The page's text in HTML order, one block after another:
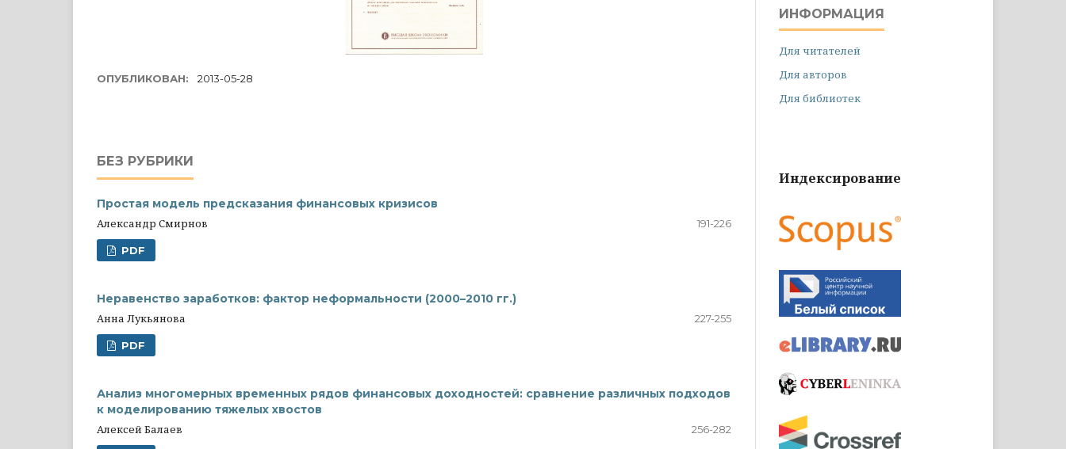
ОПУБЛИКОВАН: 2013-05-28
БЕЗ РУБРИКИ
Простая модель предсказания финансовых кризисов
Александр Смирнов
191-226
PDF
Неравенство заработков: фактор неформальности (2000–2010 гг.)
Анна Лукьянова
227-255
PDF
Анализ многомерных временных рядов финансовых доходностей: сравнение различных подходов
к моделированию тяжелых хвостов
Алексей Балаев
256-282
ИНФОРМАЦИЯ
Для читателей
Для авторов
Для библиотек
Индексирование